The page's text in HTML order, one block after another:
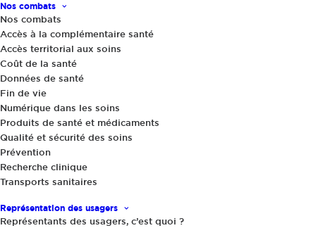
Nos combats
Nos combats
Accès à la complémentaire santé
Accès territorial aux soins
Coût de la santé
Données de santé
Fin de vie
Numérique dans les soins
Produits de santé et médicaments
Qualité et sécurité des soins
Prévention
Recherche clinique
Transports sanitaires
Représentation des usagers
Représentants des usagers, c’est quoi ?
gouvernement.